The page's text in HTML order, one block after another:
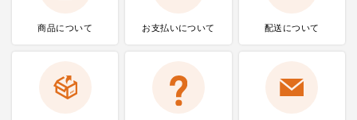
商品について お支払いについて 配送について